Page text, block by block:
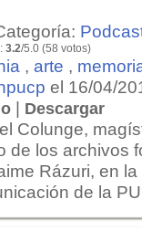
3.2/5.0 (58 votos)
, arte ,
el 16/04/
| Descargar
Colunge,
de los archivos
Rázuri, en
de la